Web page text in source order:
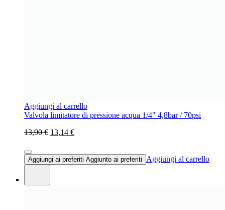
Aggiungi al carrello
Valvola limitatore di pressione acqua 1/4" 4,8bar / 70psi
13,90 € 13,14 €
Aggiungi ai preferiti Aggiunto ai preferiti Aggiungi al carrello